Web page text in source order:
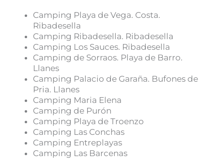
Camping Playa de Vega. Costa.
Ribadesella
Camping Ribadesella. Ribadesella
Camping Los Sauces. Ribadesella
Camping de Sorraos. Playa de Barro.
Llanes
Camping Palacio de Garaña. Bufones de
Pria. Llanes
Camping Maria Elena
Camping de Purón
Camping Playa de Troenzo
Camping Las Conchas
Camping Entreplayas
Camping Las Barcenas